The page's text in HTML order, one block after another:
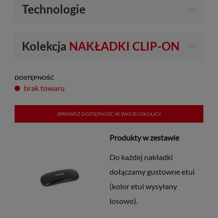
Technologie
Kolekcja NAKŁADKI CLIP-ON
DOSTĘPNOŚĆ
brak towaru
SPRAWDŹ DOSTĘPNOŚĆ W SWOJEJ OKOLICY
Produkty w zestawie
Do każdej nakładki
dołączamy gustowne etui
(kolor etui wysyłany
losowo).